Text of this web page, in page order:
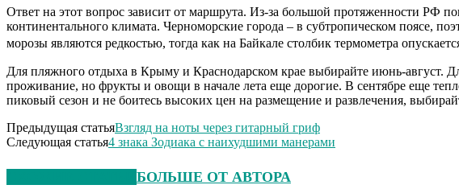
Ответ на этот вопрос зависит от маршрута. Из-за большой протяженности РФ
континентального климата. Черноморские города – в субтропическом поясе,
морозы являются редкостью, тогда как на Байкале столбик термометра
Для пляжного отдыха в Крыму и Краснодарском крае выбирайте июнь-август.
проживание, но фрукты и овощи в начале лета еще дорогие. В сентябре еще
пиковый сезон и не боитесь высоких цен на размещение и развлечения,
Предыдущая статьяВзгляд на ноты через гитарный гриф
Следующая статья4 знака Зодиака с наихудшими манерами
БОЛЬШЕ ОТ АВТОРА